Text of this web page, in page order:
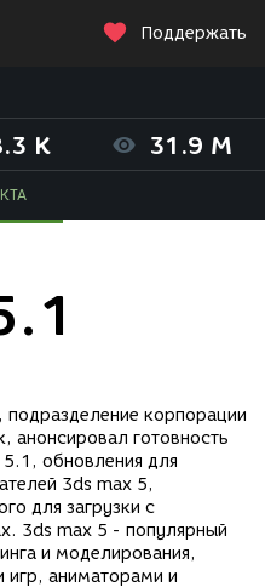
Поддержать
K 31.9 M
, подразделение корпорации
анонсировал готовность
обновления для
3ds max 5,
для загрузки с
3ds max 5 - популярный
и моделирования,
игр, аниматорами и